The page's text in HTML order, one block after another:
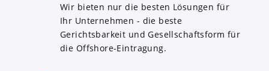
Wir bieten nur die besten Lösungen für
Ihr Unternehmen - die beste
Gerichtsbarkeit und Gesellschaftsform für
die Offshore-Eintragung.